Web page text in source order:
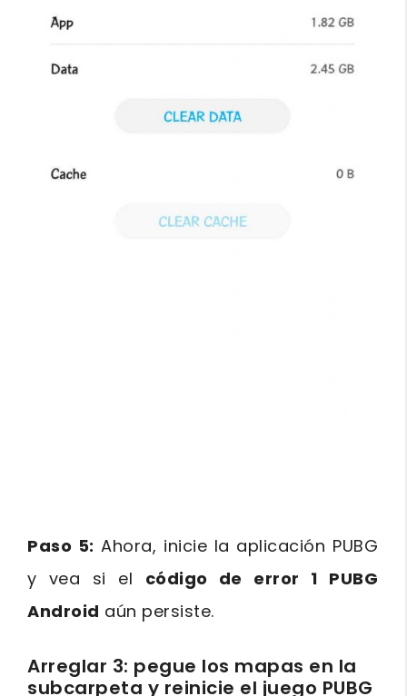
Paso 5: Ahora, inicie la aplicación PUBG
y vea si el código de error 1 PUBG
Android aún persiste.
Arreglar 3: pegue los mapas en la
subcarpeta y reinicie el juego PUBG